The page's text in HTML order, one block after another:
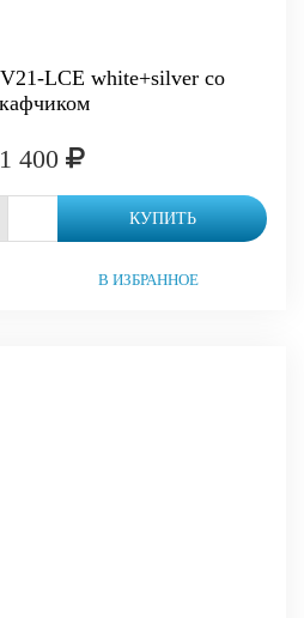
LCE white+silver со
400
КУПИТЬ
В ИЗБРАННОЕ